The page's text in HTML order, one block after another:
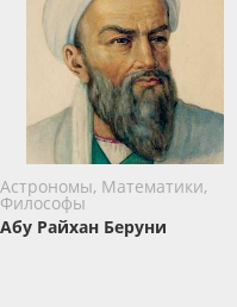
Астрономы, Математики,
Философы
Абу Райхан Беруни